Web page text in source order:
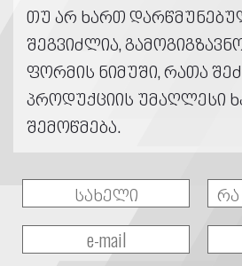
თუ არ ხართ
შეგვიძლია,
ფორმის ნიმუში, რათა
პროდუქციის უმაღლესი
შემოწმება.